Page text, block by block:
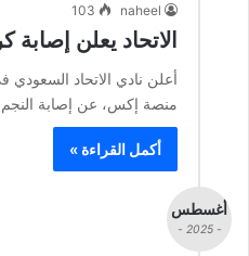
naheel
103
الاتحاد يعلن إصابة
أعلن نادي الاتحاد
منصة إكس، عن إصابة النجم
أكمل القراءة »
أغسطس
- 2025 -